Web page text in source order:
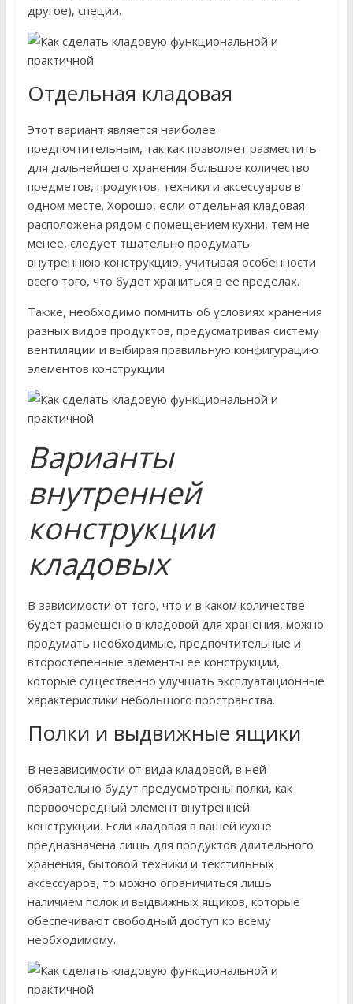
другое), специи.
Отдельная кладовая
Этот вариант является наиболее
предпочтительным, так как позволяет разместить
для дальнейшего хранения большое количество
предметов, продуктов, техники и аксессуаров в
одном месте. Хорошо, если отдельная кладовая
расположена рядом с помещением кухни, тем не
менее, следует тщательно продумать
внутреннюю конструкцию, учитывая особенности
всего того, что будет храниться в ее пределах.
Также, необходимо помнить об условиях хранения
разных видов продуктов, предусматривая систему
вентиляции и выбирая правильную конфигурацию
элементов конструкции
Варианты
внутренней
конструкции
кладовых
В зависимости от того, что и в каком количестве
будет размещено в кладовой для хранения, можно
продумать необходимые, предпочтительные и
второстепенные элементы ее конструкции,
которые существенно улучшать эксплуатационные
характеристики небольшого пространства.
Полки и выдвижные ящики
В независимости от вида кладовой, в ней
обязательно будут предусмотрены полки, как
первоочередный элемент внутренней
конструкции. Если кладовая в вашей кухне
предназначена лишь для продуктов длительного
хранения, бытовой техники и текстильных
аксессуаров, то можно ограничиться лишь
наличием полок и выдвижных ящиков, которые
обеспечивают свободный доступ ко всему
необходимому.